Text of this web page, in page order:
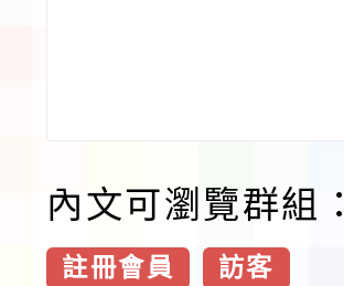
內文可瀏覽群組：
註冊會員 訪客